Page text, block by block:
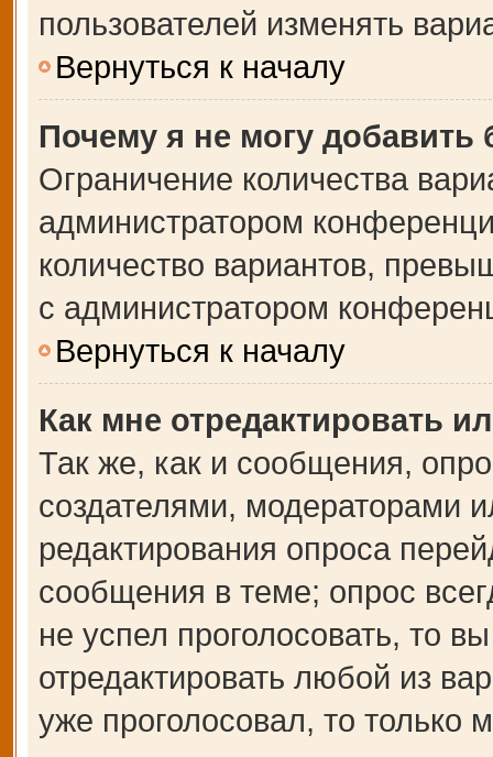
пользователей изменять
Вернуться к началу
Почему я не могу добавить
Ограничение количества
администратором
количество вариантов,
с администратором
Вернуться к началу
Как мне отредактировать
Так же, как и сообщения,
создателями, модераторами
редактирования опроса
сообщения в теме; опрос
не успел проголосовать, то
отредактировать любой из
уже проголосовал, то только